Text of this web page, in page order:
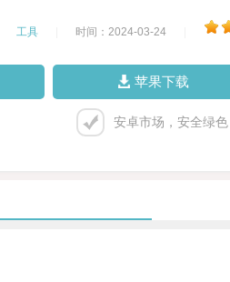
工具 时间：2024-03-24
苹果下载
安卓市场，安全绿色